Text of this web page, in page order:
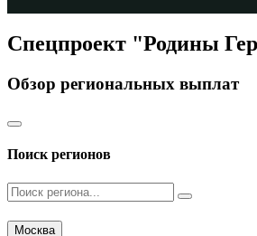
Спецпроект "Родины
Обзор региональных выплат
Поиск регионов
Москва